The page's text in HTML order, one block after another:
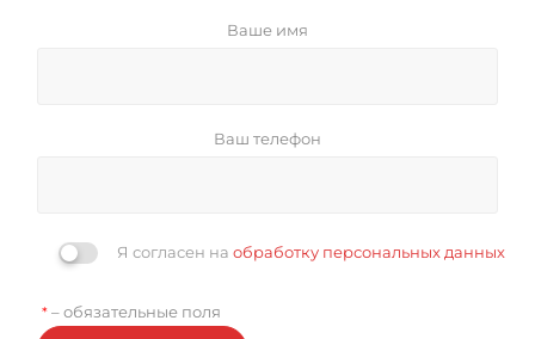
Ваше имя
Ваш телефон
Я согласен на обработку персональных данных
* – обязательные поля